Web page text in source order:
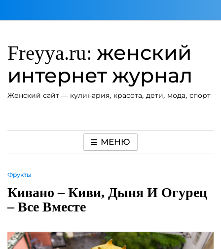
Freyya.ru: женский
интернет журнал
Женский сайт — кулинария, красота, дети, мода, спорт
МЕНЮ
Фрукты
Кивано – Киви, Дыня И Огурец
– Все Вместе